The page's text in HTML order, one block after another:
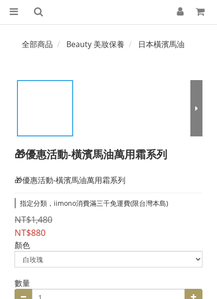
全部商品 Beauty 美妝保養 日本橫濱馬油
🎁優惠活動-橫濱馬油萬用霜系列
🎁優惠活動-橫濱馬油萬用霜系列
指定分類，iimono消費滿三千免運費(限台灣本島)
NT$1,480
NT$880
顏色
數量